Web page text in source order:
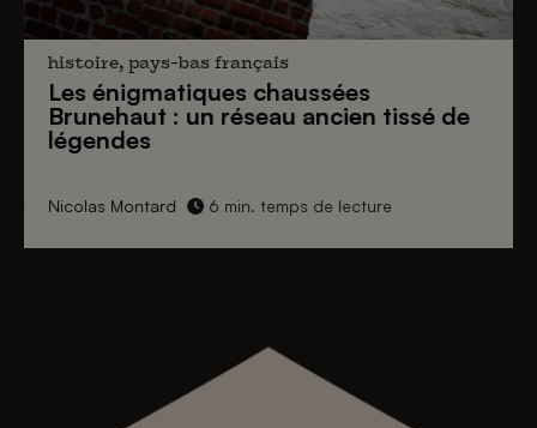
histoire, pays-bas français
Les énigmatiques chaussées
Brunehaut : un réseau ancien tissé de
légendes
Nicolas Montard 6 min. temps de lecture